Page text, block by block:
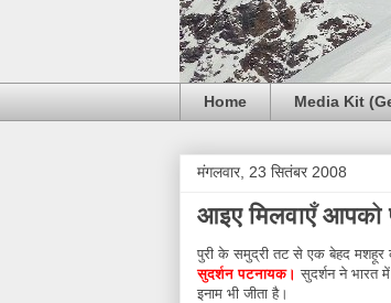
Home Media Kit
मंगलवार, 23 सितंबर 2008
आइए मिलवाएँ आपको
पुरी के समुद्री तट से एक बेहद मशहूर
सुदर्शन पटनायक। सुदर्शन ने भारत
इनाम भी जीता है।